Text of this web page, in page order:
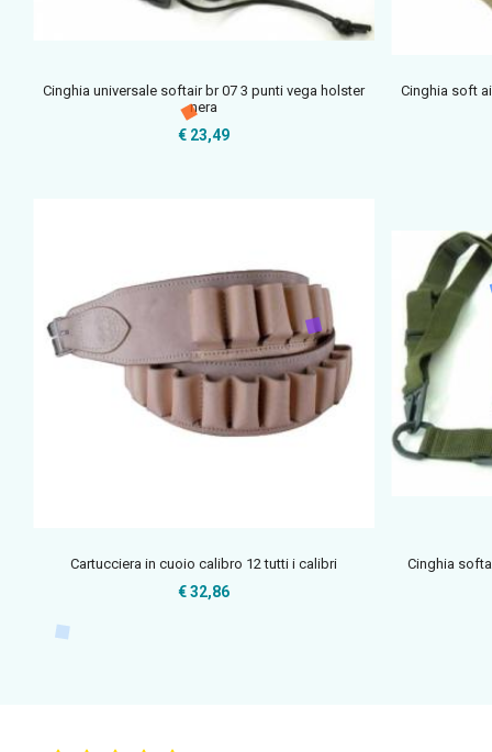
Cinghia universale softair br 07 3 punti vega holster
nera
€ 23,49
Cinghia soft
Cartucciera in cuoio calibro 12 tutti i calibri
€ 32,86
Cinghia